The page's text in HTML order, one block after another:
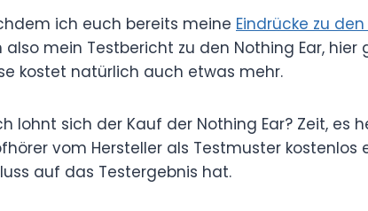
ich euch bereits meine Eindrücke zu
also mein Testbericht zu den Nothing Ear,
kostet natürlich auch etwas mehr.
lohnt sich der Kauf der Nothing Ear? Zeit, es
vom Hersteller als Testmuster
auf das Testergebnis hat.